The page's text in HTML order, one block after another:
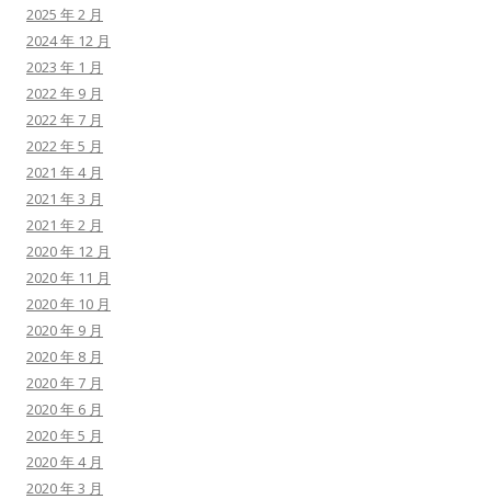
2025 年 2 月
2024 年 12 月
2023 年 1 月
2022 年 9 月
2022 年 7 月
2022 年 5 月
2021 年 4 月
2021 年 3 月
2021 年 2 月
2020 年 12 月
2020 年 11 月
2020 年 10 月
2020 年 9 月
2020 年 8 月
2020 年 7 月
2020 年 6 月
2020 年 5 月
2020 年 4 月
2020 年 3 月